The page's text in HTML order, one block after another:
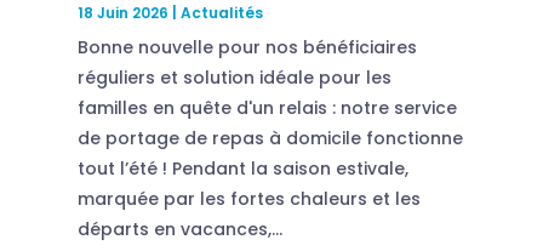
18 Juin 2026 Actualités
Bonne nouvelle pour nos bénéficiaires
réguliers et solution idéale pour les
familles en quête d'un relais : notre service
de portage de repas à domicile fonctionne
tout l’été ! Pendant la saison estivale,
marquée par les fortes chaleurs et les
départs en vacances,...